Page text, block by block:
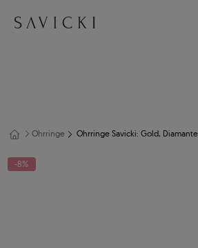
Ohrringe Ohrringe Savicki: Gold,
-8%